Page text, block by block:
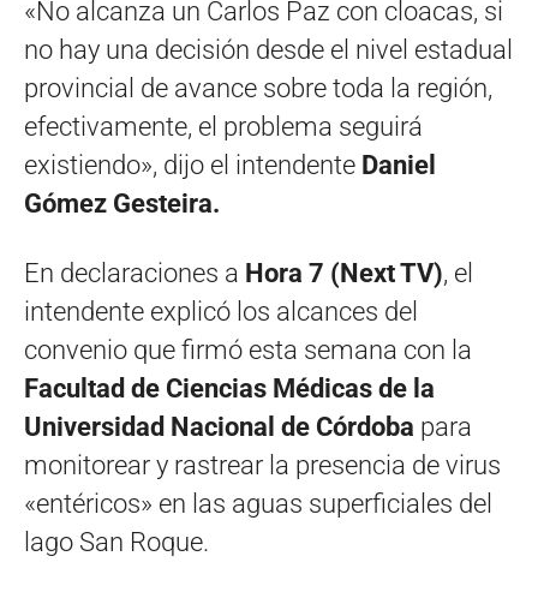
«No alcanza un Carlos Paz con cloacas, si
no hay una decisión desde el nivel estadual
provincial de avance sobre toda la región,
efectivamente, el problema seguirá
existiendo», dijo el intendente Daniel
Gómez Gesteira.
En declaraciones a Hora 7 (Next TV), el
intendente explicó los alcances del
convenio que firmó esta semana con la
Facultad de Ciencias Médicas de la
Universidad Nacional de Córdoba para
monitorear y rastrear la presencia de virus
«entéricos» en las aguas superficiales del
lago San Roque.